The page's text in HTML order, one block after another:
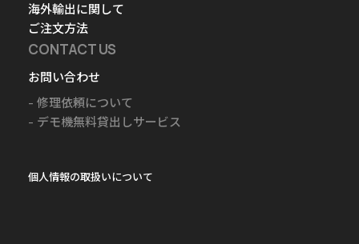
海外輸出に関して
ご注文方法
CONTACT US
お問い合わせ
修理依頼について
デモ機無料貸出しサービス
個人情報の取扱いについて